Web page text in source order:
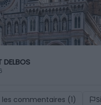
DELBOS
les commentaires (1)